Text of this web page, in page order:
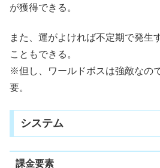
が獲得できる。
また、運がよければ不定期で発生
こともできる。
※但し、ワールドボスは強敵なの
要。
システム
課金要素